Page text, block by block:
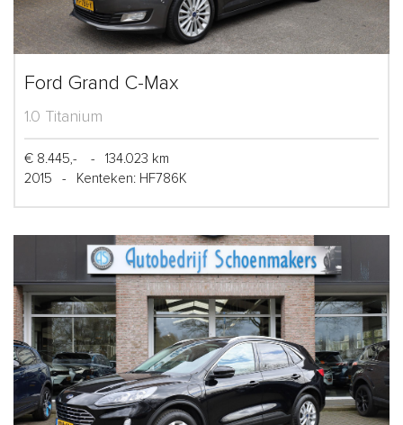
Ford Grand C-Max
1.0 Titanium
€ 8.445,- -
134.023 km
2015
- Kenteken: HF786K